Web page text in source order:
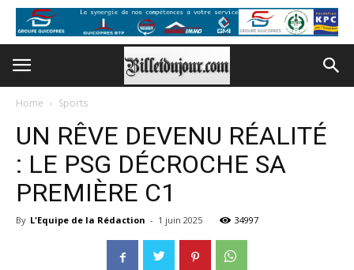
Home Sports
UN RÊVE DEVENU RÉALITÉ
: LE PSG DÉCROCHE SA
PREMIÈRE C1
By L'Equipe de la Rédaction - 1 juin 2025 34997